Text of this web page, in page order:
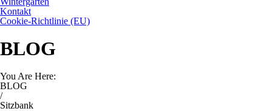
Kontakt
Cookie-Richtlinie (EU)
BLOG
You Are Here:
BLOG
/
Sitzbank